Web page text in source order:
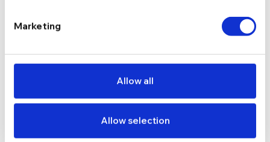
Marketing
Allow all
Allow selection